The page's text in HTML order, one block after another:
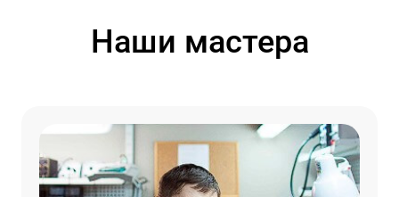
Наши мастера